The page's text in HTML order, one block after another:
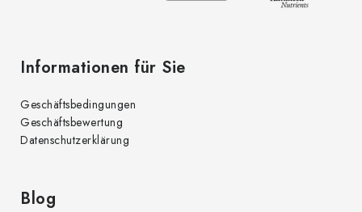
Informationen für Sie
Geschäftsbedingungen
Geschäftsbewertung
Datenschutzerklärung
Blog